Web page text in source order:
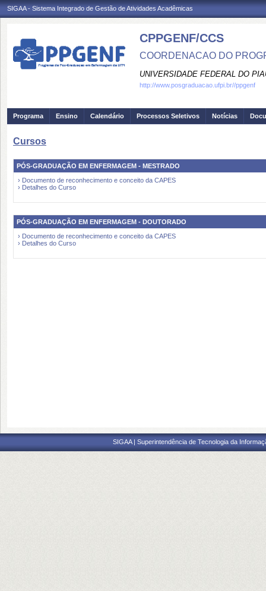
SIGAA - Sistema Integrado de Gestão de Atividades Acadêmicas
CPPGENF/CCS
COORDENACAO DO
UNIVERSIDADE FEDERAL DO
http://www.posgraduacao.ufpi.br//ppgenf
Programa Ensino Calendário Processos Seletivos Notícias
Cursos
PÓS-GRADUAÇÃO EM ENFERMAGEM - MESTRADO
› Documento de reconhecimento e conceito da CAPES
› Detalhes do Curso
PÓS-GRADUAÇÃO EM ENFERMAGEM - DOUTORADO
› Documento de reconhecimento e conceito da CAPES
› Detalhes do Curso
SIGAA | Superintendência de Tecnologia da